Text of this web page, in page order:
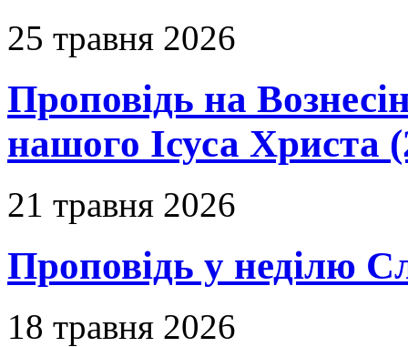
25 травня 2026
Проповідь на
нашого Ісуса Христа
21 травня 2026
Проповідь у неділю
18 травня 2026